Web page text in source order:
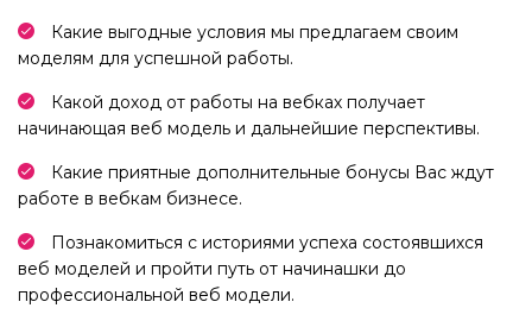
Какие выгодные условия мы предлагаем своим
моделям для успешной работы.
Какой доход от работы на вебках получает
начинающая веб модель и дальнейшие перспективы.
Какие приятные дополнительные бонусы Вас ждут
работе в вебкам бизнесе.
Познакомиться с историями успеха состоявшихся
веб моделей и пройти путь от начинашки до
профессиональной веб модели.